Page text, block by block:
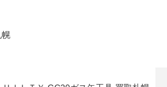
幌